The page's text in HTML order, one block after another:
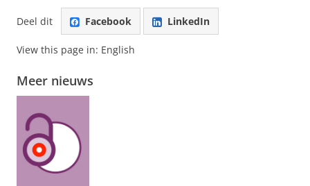
Deel dit Facebook LinkedIn
View this page in: English
Meer nieuws